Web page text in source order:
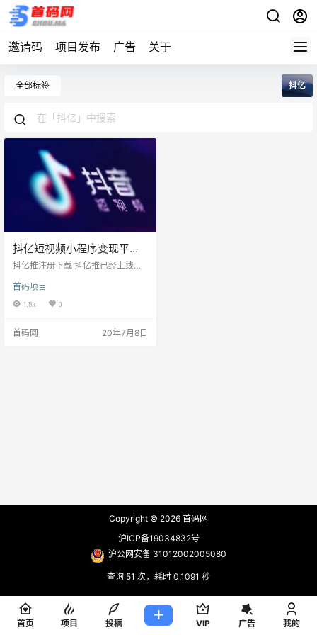
邀请码 项目发布 广告 关于
全部标签 抖亿
抖亿短视频小程序变现平
台，首码对接！
抖亿推注册下载 抖亿推已经上线，
队长大咖！ 咨询微信：860056696
（加好友请备注：抖亿）
首码项目
1.5k 0
首码网 20年7月8日
Copyright © 2026 首码网
沪ICP备19034832号
沪公网安备 31012002005080
查询 51 次，耗时 0.1091 秒
首页 项目 投稿 VIP 广告 我的